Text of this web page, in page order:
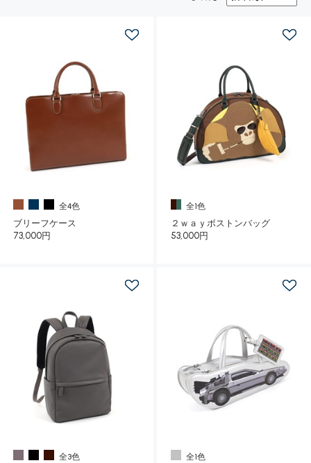
全4色
ブリーフケース
73,000円
全1色
２ｗａｙボストンバッグ
53,000円
全3色 全1色